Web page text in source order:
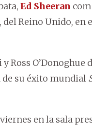
Ed Sheeran
, del Reino Unido,
Ross
su éxito mundial
en la sala